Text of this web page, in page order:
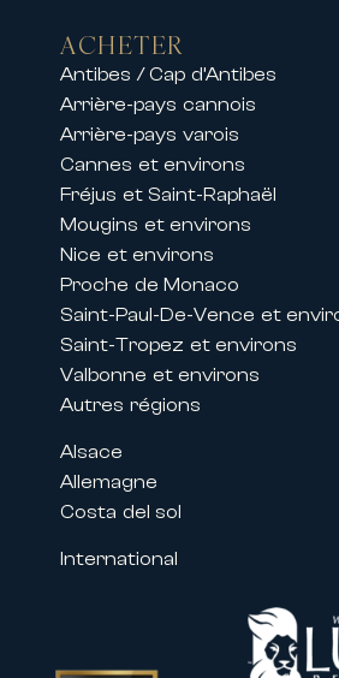
Grâce à son
lors des grands
Nous proposons
festivals tels que :
• Le Festival de
• Le MIPIM
• Le Cannes Lions
• Le MIPCOM
• Le Cannes
Nos propriétés
professionnels et
Un
Louer une
Nos équipes
services exclusifs:
• Organisation de
• Accueil
ACHETER
Antibes / Cap d’Antibes
Arrière-pays cannois
Arrière-pays varois
Cannes et environs
Fréjus et Saint-Raphaël
Mougins et environs
Nice et environs
Proche de Monaco
Saint-Paul-De-Vence et
Saint-Tropez et environs
Valbonne et environs
Autres régions
Alsace
Allemagne
Costa del sol
International